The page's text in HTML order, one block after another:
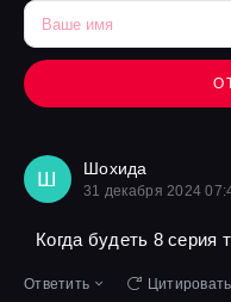
Ш Шохида
31 декабря 2024
Когда будеть 8 серия
Ответить Цитировать